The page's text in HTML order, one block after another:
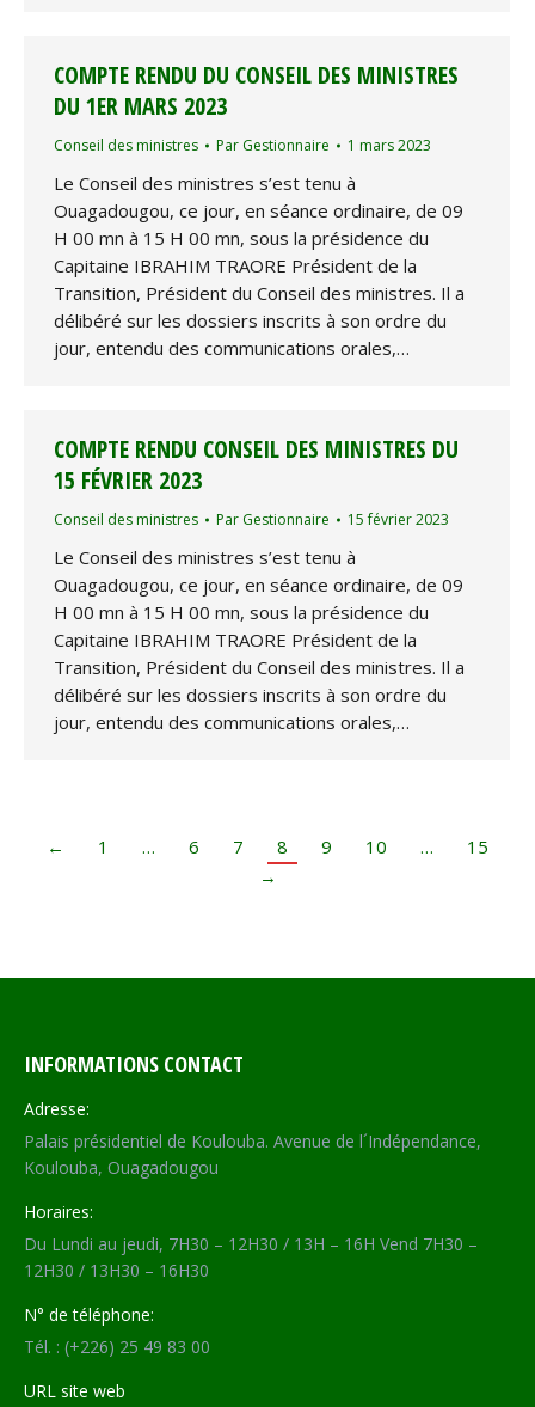
COMPTE RENDU DU CONSEIL DES MINISTRES
DU 1ER MARS 2023
Conseil des ministres Par Gestionnaire 1 mars 2023
Le Conseil des ministres s’est tenu à
Ouagadougou, ce jour, en séance ordinaire, de 09
H 00 mn à 15 H 00 mn, sous la présidence du
Capitaine IBRAHIM TRAORE Président de la
Transition, Président du Conseil des ministres. Il a
délibéré sur les dossiers inscrits à son ordre du
jour, entendu des communications orales,…
COMPTE RENDU CONSEIL DES MINISTRES DU
15 FÉVRIER 2023
Conseil des ministres Par Gestionnaire 15 février 2023
Le Conseil des ministres s’est tenu à
Ouagadougou, ce jour, en séance ordinaire, de 09
H 00 mn à 15 H 00 mn, sous la présidence du
Capitaine IBRAHIM TRAORE Président de la
Transition, Président du Conseil des ministres. Il a
délibéré sur les dossiers inscrits à son ordre du
jour, entendu des communications orales,…
← 1 … 6 7 8 9 10 …
15
→
INFORMATIONS CONTACT
Adresse:
Palais présidentiel de Koulouba. Avenue de l´Indépendance,
Koulouba, Ouagadougou
Horaires:
Du Lundi au jeudi, 7H30 – 12H30 / 13H – 16H Vend 7H30 –
12H30 / 13H30 – 16H30
N° de téléphone:
Tél. : (+226) 25 49 83 00
URL site web